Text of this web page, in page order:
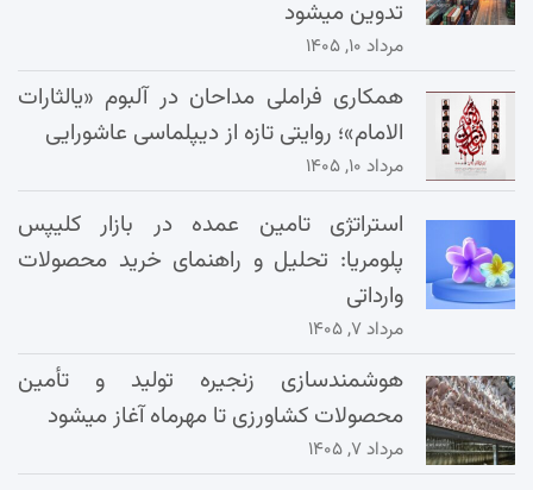
تدوین میشود
مرداد ۱۰, ۱۴۰۵
همکاری فراملی مداحان در آلبوم «یالثارات
الامام»؛ روایتی تازه از دیپلماسی عاشورایی
مرداد ۱۰, ۱۴۰۵
استراتژی تامین عمده در بازار کلیپس
پلومریا: تحلیل و راهنمای خرید محصولات
وارداتی
مرداد ۷, ۱۴۰۵
هوشمندسازی زنجیره تولید و تأمین
محصولات کشاورزی تا مهرماه آغاز میشود
مرداد ۷, ۱۴۰۵